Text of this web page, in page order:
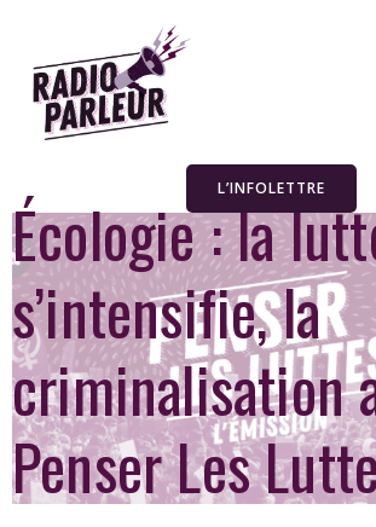
L’INFOLETTRE
Écologie : la
s’intensifie, la
criminalisation
Penser Les